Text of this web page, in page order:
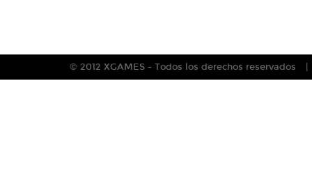
© 2012 XGAMES - Todos los derechos reservados